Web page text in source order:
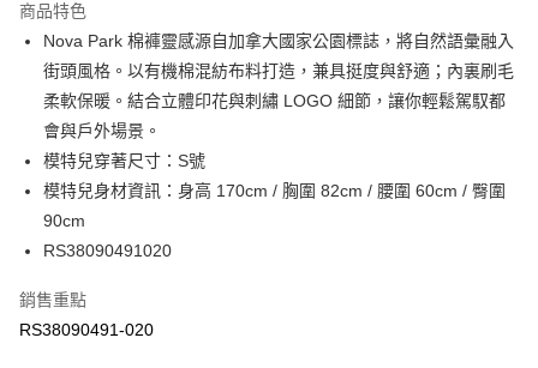
合作金庫商業銀行
華南商業銀行
彰化商業銀行
上海商業儲蓄銀行
台北富邦商業銀行
國泰世華商業銀行
兆豐國際商業銀行
臺灣中小企業銀行
匯豐（台灣）商業銀行
聯邦商業銀行
元大商業銀行
永豐商業銀行
玉山商業銀行
台新國際商業銀行
6 期 0 利率 每期
華南商業銀行
彰化商業銀行
上海商業儲蓄銀行
台北富邦商業銀行
國泰世華商業銀行
臺灣中小企業銀行
匯豐（台灣）商業銀行
華泰商業銀行
玉山商業銀行
台灣樂天信用卡公司
LINE Pay
Apple Pay
街口支付
運送方式
限時免運活動
限時運費優惠-離島
商品特色
Nova Park 棉褲靈感源自加拿大國家公園標誌，將自然語彙融入
街頭風格。以有機棉混紡布料打造，兼具挺度與舒適；內裏刷毛
柔軟保暖。結合立體印花與刺繡 LOGO 細節，讓你輕鬆駕馭都
會與戶外場景。
模特兒穿著尺寸：S號
模特兒身材資訊：身高 170cm / 胸圍 82cm / 腰圍 60cm / 臀圍
90cm
RS38090491020
銷售重點
RS38090491-020